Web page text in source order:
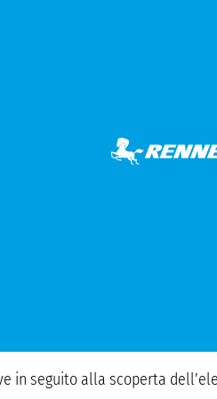
in seguito alla scoperta